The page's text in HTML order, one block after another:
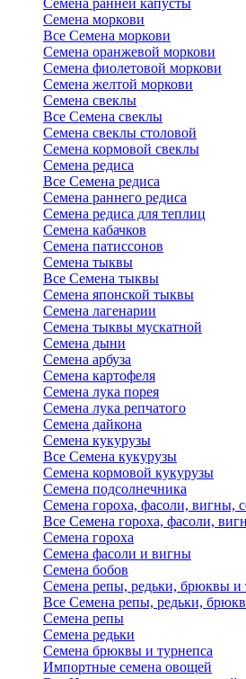
Семена ранней капусты
Семена моркови
Все Семена моркови
Семена оранжевой моркови
Семена фиолетовой моркови
Семена желтой моркови
Семена свеклы
Все Семена свеклы
Семена свеклы столовой
Семена кормовой свеклы
Семена редиса
Все Семена редиса
Семена раннего редиса
Семена редиса для теплиц
Семена кабачков
Семена патиссонов
Семена тыквы
Все Семена тыквы
Семена японской тыквы
Семена лагенарии
Семена тыквы мускатной
Семена дыни
Семена арбуза
Семена картофеля
Семена лука порея
Семена лука репчатого
Семена дайкона
Семена кукурузы
Все Семена кукурузы
Семена кормовой кукурузы
Семена подсолнечника
Семена гороха, фасоли, вигны,
Все Семена гороха, фасоли,
Семена гороха
Семена фасоли и вигны
Семена бобов
Семена репы, редьки, брюквы и
Все Семена репы, редьки,
Семена репы
Семена редьки
Семена брюквы и турнепса
Импортные семена овощей